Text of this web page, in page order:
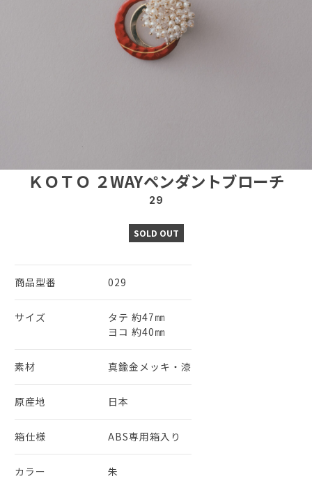
ＫＯＴＯ ２WAYペンダントブローチ
29
SOLD OUT
商品型番 029
サイズ
タテ 約47㎜
ヨコ 約40㎜
素材 真鍮金メッキ・漆
原産地 日本
箱仕様 ABS専用箱入り
カラー 朱